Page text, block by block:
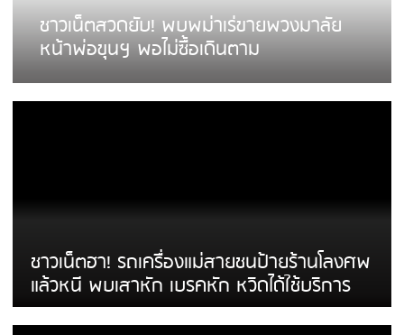
ชาวเน็ตสวดยับ! พบพม่าเร่ขายพวงมาลัย
หน้าพ่อขุนฯ พอไม่ซื้อเดินตาม
ชาวเน็ตฮา! รถเครื่องแม่สายชนป้ายร้านโลงศพ
แล้วหนี พบเสาหัก เบรคหัก หวิดได้ใช้บริการ